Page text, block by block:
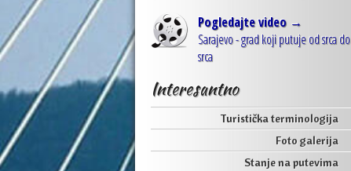
Pogledajte video →
Sarajevo - grad koji putuje od srca do
srca
Interesantno
Turistička terminologija
Foto galerija
Stanje na putevima